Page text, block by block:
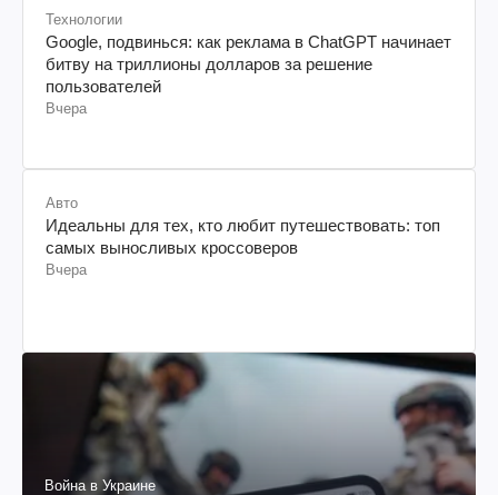
Технологии
Google, подвинься: как реклама в ChatGPT начинает
битву на триллионы долларов за решение
пользователей
Вчера
Авто
Идеальны для тех, кто любит путешествовать: топ
самых выносливых кроссоверов
Вчера
Война в Украине